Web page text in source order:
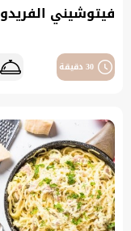
فيتوشيني الفريدو
30 دقيقة